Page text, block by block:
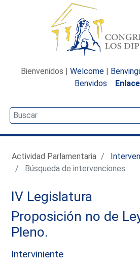
Bienvenidos | Welcome |
Benvidos
Actividad Parlamentaria
Búsqueda de intervenciones
IV Legislatura
Proposición no de
Pleno.
Interviniente